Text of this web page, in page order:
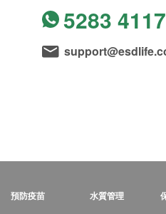
5283 4117
預防疫苗 水質管理